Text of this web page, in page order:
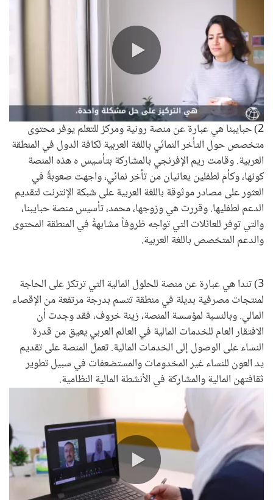
0:00 / 0:58
2) حبايبنا هي عبارة عن منصة رونية ومركز للتعلم يوفر محتوى
متخصص حول التأخر النمائي باللغة العربية لكافة الدول في المنطقة
العربية. وقامت ريم الإفرنجي بالمشاركة بتأسيس ه هذه المنصة
كونها، وكأم لطفلين يعانيان من تأخر نمائي، واجهت صعوبةً في
العثور على مصادر موثوقة باللغة العربية على شبكة الإنترنت لتقديم
الدعم لطفليها. وقررت هي وزوجها، محمد، تأسيس منصة حبايبنا،
والتي توفر للعائلات التي تواجه ظروفاً مشابهةً في المنطقة المحتوى
والدعم المتخصص باللغة العربية.
3) تندا هي عبارة عن منصة للحلول المالية التي ترتكز على الحاجة
لمنتجات مصرفية بديلة في منطقة تتسم بدرجة مرتفعة من الإقصاء
المالي. وبالنسبة لمؤسسة المنصة، زينة خروف، فقد وجدت أن
الافتقار العام للخدمات المالية في العالم العربي يعيق من قدرة
النساء على الوصول إلى الخدمات المالية. تعمل المنصة على تقديم
يد العون للنساء غير المخدومات والمستضعفات في سبيل تطوير
ثقافتهن المالية والمشاركة في الأنشطة المالية النظامية.